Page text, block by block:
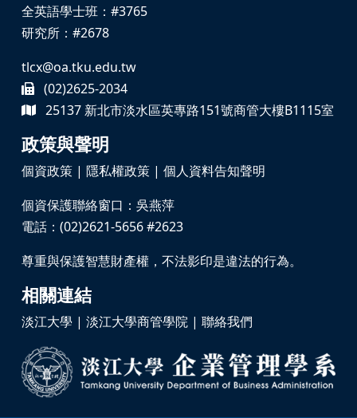
全英語學士班：#3765
研究所：#2678
tlcx@oa.tku.edu.tw
(02)2625-2034
25137 新北市淡水區英專路151號商管大樓B1115室
政策與聲明
個資政策 | 隱私權政策 | 個人資料告知聲明
個資保護聯絡窗口：吳燕萍
電話：(02)2621-5656 #2623
尊重與保護智慧財產權，不法影印是違法的行為。
相關連結
淡江大學 | 淡江大學商管學院 | 聯絡我們